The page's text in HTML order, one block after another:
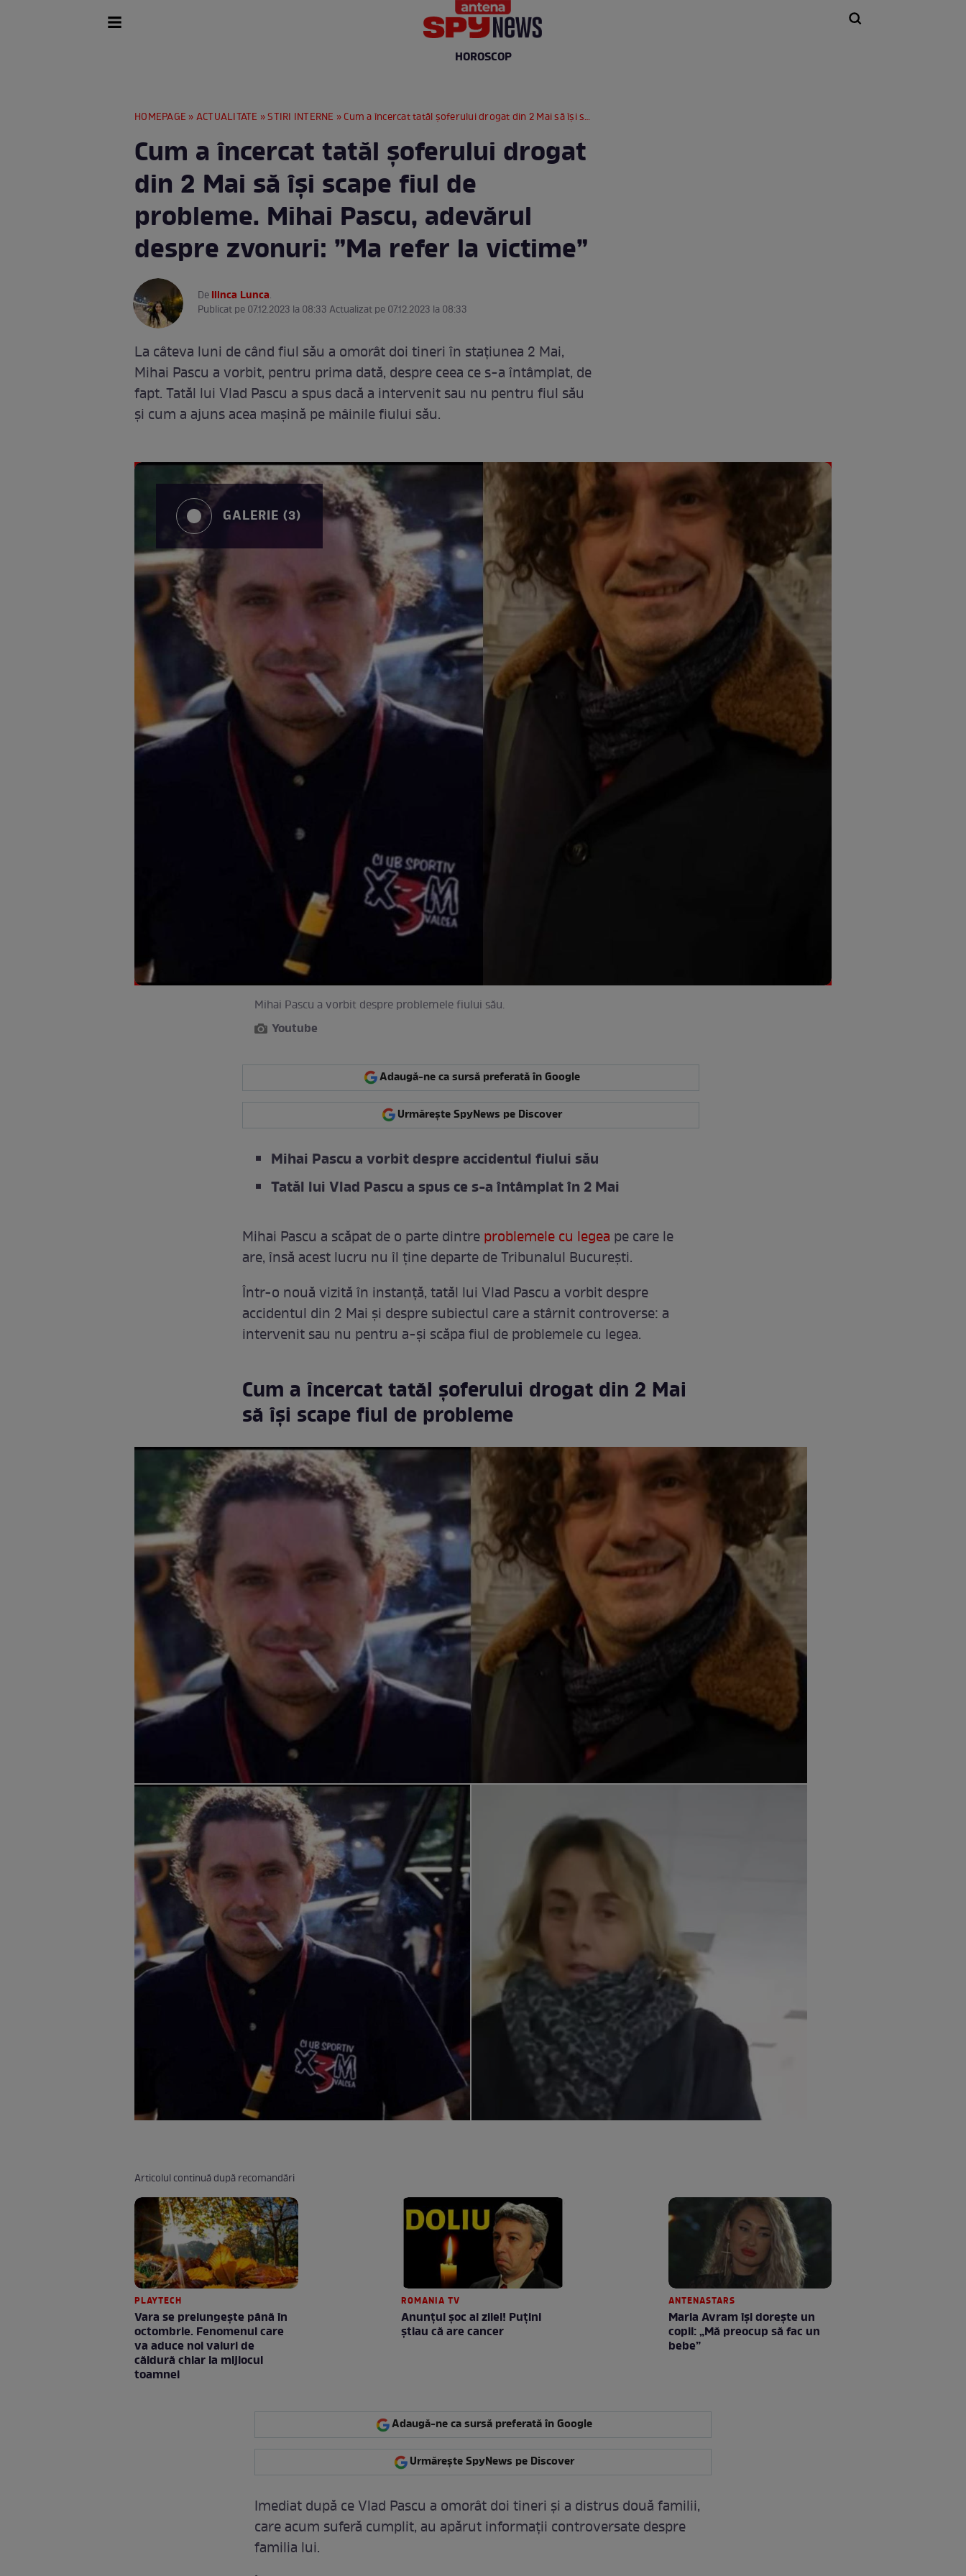
HOROSCOP
HOMEPAGE »ACTUALITATE »STIRI INTERNE » Cum a încercat tatăl șoferului drogat din 2 Mai să își scape fiul de probleme. Mihai Pascu, adevărul despre zvonuri: ”Ma refer la victime”
Cum a încercat tatăl șoferului drogat
din 2 Mai să își scape fiul de
probleme. Mihai Pascu, adevărul
despre zvonuri: ”Ma refer la victime”
DeIlinca Lunca.
Publicat pe 07.12.2023 la 08:33 Actualizat pe 07.12.2023 la 08:33
La câteva luni de când fiul său a omorât doi tineri în stațiunea 2 Mai,
Mihai Pascu a vorbit, pentru prima dată, despre ceea ce s-a întâmplat, de
fapt. Tatăl lui Vlad Pascu a spus dacă a intervenit sau nu pentru fiul său
și cum a ajuns acea mașină pe mâinile fiului său.
GALERIE (3)
Mihai Pascu a vorbit despre problemele fiului său.
Youtube
Adaugă-ne ca sursă preferată în Google
Urmărește SpyNews pe Discover
Mihai Pascu a vorbit despre accidentul fiului său
Tatăl lui Vlad Pascu a spus ce s-a întâmplat în 2 Mai
Mihai Pascu a scăpat de o parte dintreproblemele cu legea pe care le
are, însă acest lucru nu îl ține departe de Tribunalul București.
Într-o nouă vizită în instanță, tatăl lui Vlad Pascu a vorbit despre
accidentul din 2 Mai și despre subiectul care a stârnit controverse: a
intervenit sau nu pentru a-și scăpa fiul de problemele cu legea.
Cum a încercat tatăl șoferului drogat din 2 Mai
să își scape fiul de probleme
Articolul continuă după recomandări
PLAYTECH
Vara se prelungeşte până în
octombrie. Fenomenul care
va aduce noi valuri de
căldură chiar la mijlocul
toamnei
ROMANIA TV
Anunţul şoc al zilei! Puţini
ştiau că are cancer
ANTENASTARS
Maria Avram își dorește un
copil: „Mă preocup să fac un
bebe”
Adaugă-ne ca sursă preferată în Google
Urmărește SpyNews pe Discover
Imediat după ce Vlad Pascu a omorât doi tineri și a distrus două familii,
care acum suferă cumplit, au apărut informații controversate despre
familia lui.